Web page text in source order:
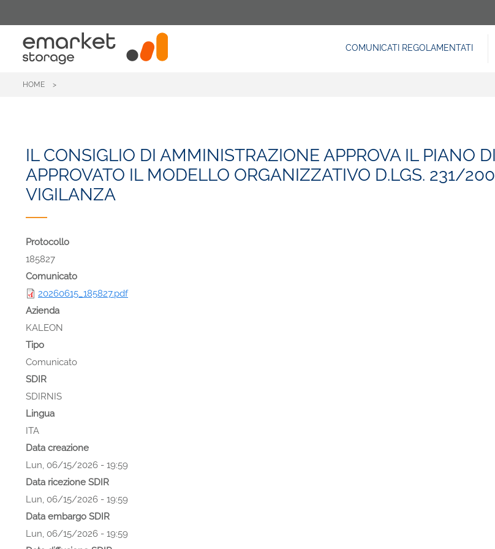
al
contenuto
principale
COMUNICATI REGOLAMENTATI
HOME
IL CONSIGLIO DI AMMINISTRAZIONE APPROVA IL PIANO
APPROVATO IL MODELLO ORGANIZZATIVO D.LGS. 231/
VIGILANZA
Protocollo
185827
Comunicato
20260615_185827.pdf
Azienda
KALEON
Tipo
Comunicato
SDIR
SDIRNIS
Lingua
ITA
Data creazione
Lun, 06/15/2026 - 19:59
Data ricezione SDIR
Lun, 06/15/2026 - 19:59
Data embargo SDIR
Lun, 06/15/2026 - 19:59